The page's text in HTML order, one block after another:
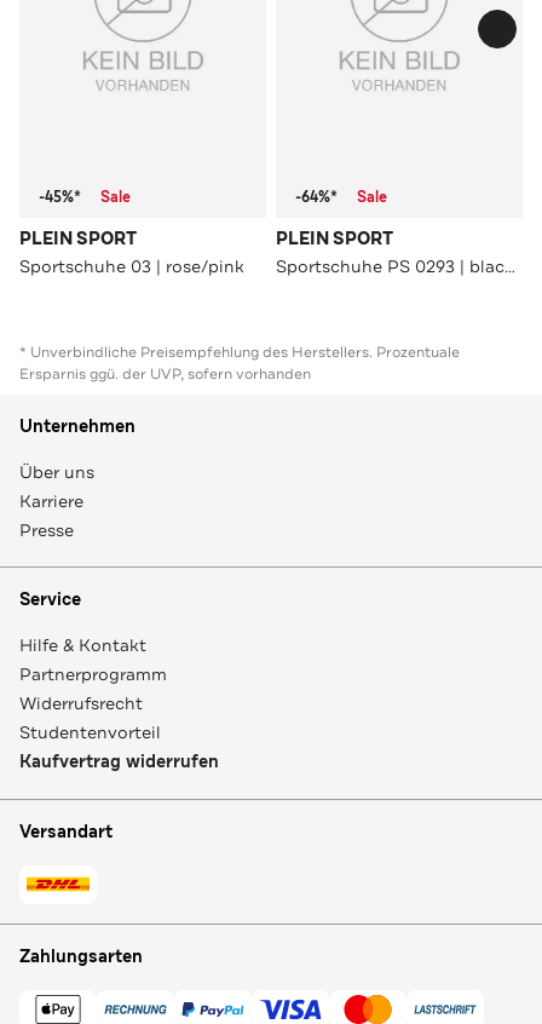
-45%* Sale
PLEIN SPORT
Sportschuhe 03 | rose/pink
-64%* Sale
PLEIN SPORT
Sportschuhe PS 0293 | black/lightgold
* Unverbindliche Preisempfehlung des Herstellers. Prozentuale
Ersparnis ggü. der UVP, sofern vorhanden
Unternehmen
Über uns
Karriere
Presse
Service
Hilfe & Kontakt
Partnerprogramm
Widerrufsrecht
Studentenvorteil
Kaufvertrag widerrufen
Versandart
Zahlungsarten